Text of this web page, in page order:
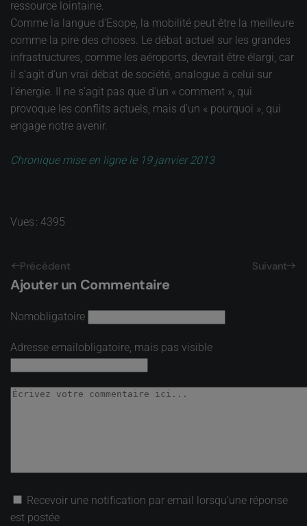
ressource lointaine.
Comme la langue d’Esope, la mobilité peut être la meilleure
comme la pire des choses. Le débat actuel sur les grandes
infrastructures, comme les aéroports, devrait être élargi, car
il s’agit d’un vrai débat de société, analogue à celui sur
l’énergie. Il ne s’agit pas que d’un « comment », qui
provoque les conflits actuels, mais d’un « pourquoi », qui
engage notre avenir.
Chronique mise en ligne le 19 janvier 2013
Vues : 4395
Précédent Suivant
Ajouter un Commentaire
Nomobligatoire
Adresse emailobligatoire, mais pas visible
Recevoir une notification par email lorsqu’une réponse
est postée